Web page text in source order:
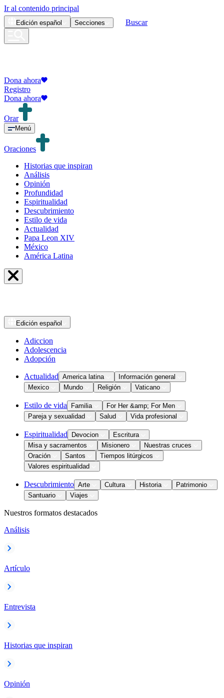
Ir al contenido principal
Edición español Secciones Buscar
Dona ahora
Registro
Dona ahora
Orar
Menú
Oraciones
Historias que inspiran
Análisis
Opinión
Profundidad
Espiritualidad
Descubrimiento
Estilo de vida
Actualidad
Papa Leon XIV
México
América Latina
Edición español
Adiccion
Adolescencia
Adopción
Actualidad America latina
Información general
Mexico
Mundo Religión Vaticano
Estilo de vida Familia
For Her &amp; For Men
Pareja y sexualidad
Salud Vida profesional
Espiritualidad Devocion
Escritura
Misa y sacramentos
Misionero
Nuestras cruces
Oración
Santos
Tiempos litúrgicos
Valores espiritualidad
Descubrimiento Arte Cultura Historia
Patrimonio
Santuario
Viajes
Nuestros formatos destacados
Análisis
Artículo
Entrevista
Historias que inspiran
Opinión